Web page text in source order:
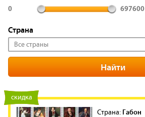
0 697600
Страна
Все страны
новинка
скидка
Cтрана: Габон